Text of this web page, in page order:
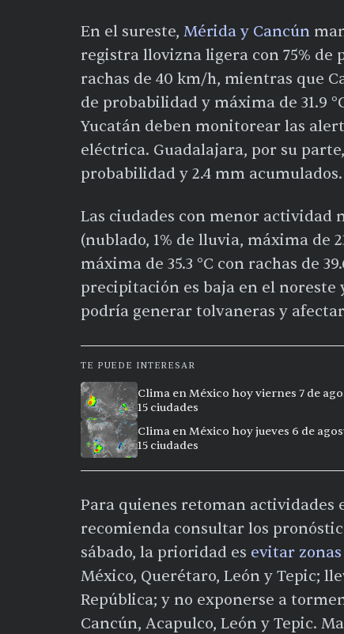
En el sureste, Mérida y Cancún
registra llovizna ligera con 75% de
rachas de 40 km/h, mientras que
de probabilidad y máxima de 31.9
Yucatán deben monitorear las
eléctrica. Guadalajara, por su
probabilidad y 2.4 mm acumulados.
Las ciudades con menor actividad
(nublado, 1% de lluvia, máxima de
máxima de 35.3 °C con rachas de
precipitación es baja en el
podría generar tolvaneras y
TE PUEDE INTERESAR
Clima en México hoy viernes 7 de
15 ciudades
Clima en México hoy jueves 6 de
15 ciudades
Para quienes retoman actividades
recomienda consultar los
sábado, la prioridad es evitar
México, Querétaro, León y Tepic;
República; y no exponerse a
Cancún, Acapulco, León y Tepic.